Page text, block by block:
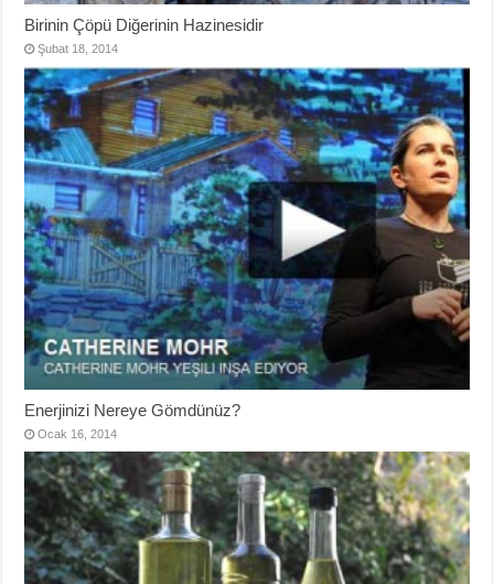
Birinin Çöpü Diğerinin Hazinesidir
Şubat 18, 2014
Enerjinizi Nereye Gömdünüz?
Ocak 16, 2014